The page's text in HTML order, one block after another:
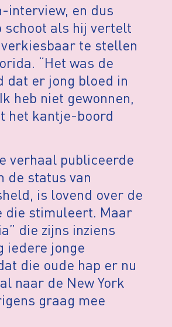
interview, en dus
schoot als hij vertelt
te stellen
“Het was de
dat er jong bloed in
heb niet gewonnen,
het kantje-boord
verhaal publiceerde
de status van
is lovend over de
die stimuleert. Maar
die zijns inziens
iedere jonge
die oude hap er nu
naar de New York
graag mee